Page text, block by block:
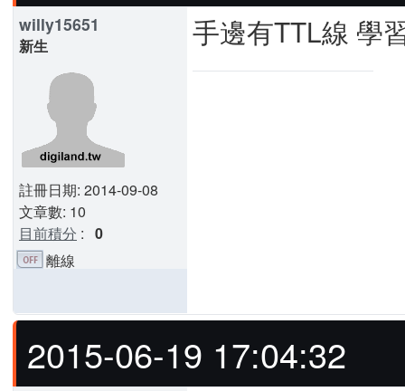
willy15651
新生
註冊日期: 2014-09-08
文章數: 10
目前積分 : 0
手邊有TTL線 學
離線
2015-06-19 17:04:32